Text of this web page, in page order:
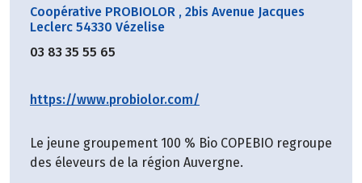
Coopérative PROBIOLOR , 2bis Avenue Jacques
Leclerc 54330 Vézelise
03 83 35 55 65
https://www.probiolor.com/
Le jeune groupement 100 % Bio COPEBIO regroupe
des éleveurs de la région Auvergne.